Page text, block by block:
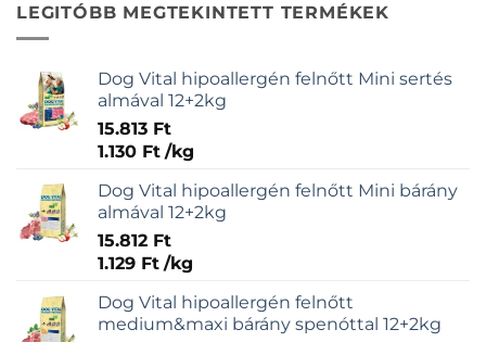
LEGITÓBB MEGTEKINTETT TERMÉKEK
Dog Vital hipoallergén felnőtt Mini sertés
almával 12+2kg
15.813 Ft
1.130 Ft /kg
Dog Vital hipoallergén felnőtt Mini bárány
almával 12+2kg
15.812 Ft
1.129 Ft /kg
Dog Vital hipoallergén felnőtt
medium&maxi bárány spenóttal 12+2kg